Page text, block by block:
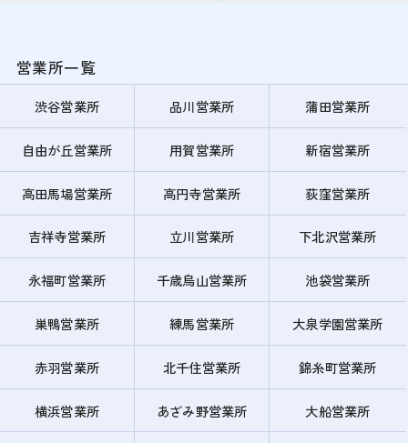
営業所一覧
渋谷営業所 品川営業所 蒲田営業所
自由が丘営業所 用賀営業所 新宿営業所
高田馬場営業所 高円寺営業所 荻窪営業所
吉祥寺営業所 立川営業所 下北沢営業所
永福町営業所 千歳烏山営業所 池袋営業所
巣鴨営業所 練馬営業所 大泉学園営業所
赤羽営業所 北千住営業所 錦糸町営業所
横浜営業所 あざみ野営業所 大船営業所